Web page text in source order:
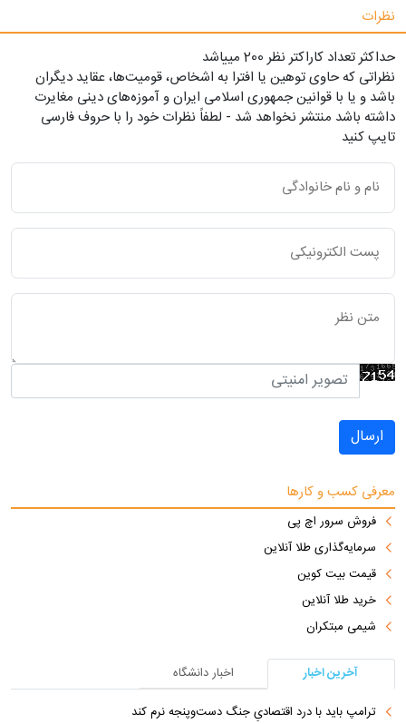
نظرات
حداکثر تعداد کاراکتر نظر 200 ميياشد
نظراتی که حاوی توهین یا افترا به اشخاص، قومیت‌ها، عقاید دیگران
باشد و یا با قوانین جمهوری اسلامی ایران و آموزه‌های دینی مغایرت
داشته باشد منتشر نخواهد شد - لطفاً نظرات خود را با حروف فارسی
تایپ کنید
ارسال
معرفی کسب و کارها
فروش سرور اچ پی
سرمایه‌گذاری طلا آنلاین
قیمت بیت کوین
خرید طلا آنلاین
شیمی مبتکران
آخرین اخبار
اخبار دانشگاه
ترامپ باید با درد اقتصادیِ جنگ دست‌و‌پنجه نرم کند